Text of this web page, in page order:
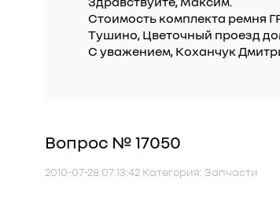
Стоимость комплекта ремня
Тушино, Цветочный проезд
С уважением, Коханчук
Вопрос № 17050
2010-07-28 07:13:42 Категория: Запчасти